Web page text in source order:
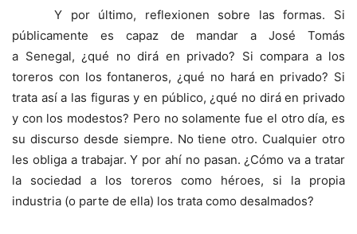
Y por último, reflexionen sobre las formas. Si
públicamente es capaz de mandar a José Tomás
a Senegal, ¿qué no dirá en privado? Si compara a los
toreros con los fontaneros, ¿qué no hará en privado? Si
trata así a las figuras y en público, ¿qué no dirá en privado
y con los modestos? Pero no solamente fue el otro día, es
su discurso desde siempre. No tiene otro. Cualquier otro
les obliga a trabajar. Y por ahí no pasan. ¿Cómo va a tratar
la sociedad a los toreros como héroes, si la propia
industria (o parte de ella) los trata como desalmados?